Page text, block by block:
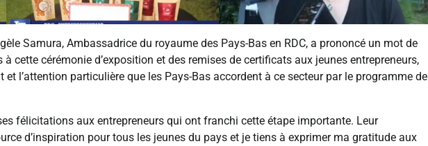
Samura, Ambassadrice du royaume des Pays-Bas en RDC, a prononcé un mot de
cette cérémonie d’exposition et des remises de certificats aux jeunes entrepreneurs,
et l’attention particulière que les Pays-Bas accordent à ce secteur par le programme de
félicitations aux entrepreneurs qui ont franchi cette étape importante. Leur
d’inspiration pour tous les jeunes du pays et je tiens à exprimer ma gratitude aux